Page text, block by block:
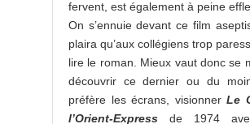
fervent, est également à peine
On s’ennuie devant ce film
plaira qu’aux collégiens trop
lire le roman. Mieux vaut donc se
découvrir ce dernier ou du
préfère les écrans, visionner Le
l’Orient-Express de 1974